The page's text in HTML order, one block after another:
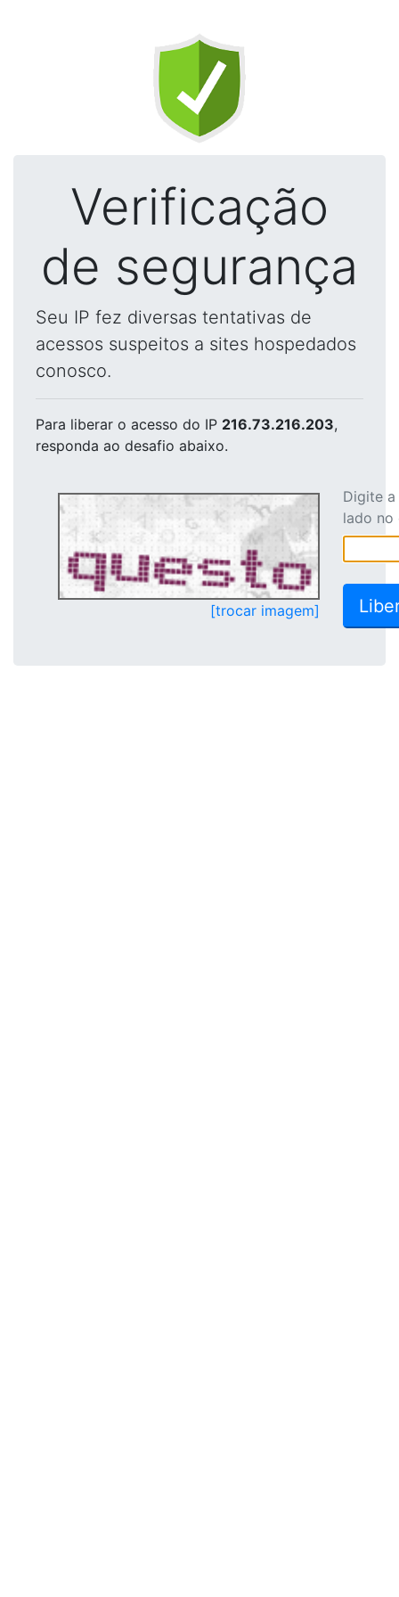
Verificação
de segurança
Seu IP fez diversas tentativas de
acessos suspeitos a sites hospedados
conosco.
Para liberar o acesso do IP 216.73.216.203,
responda ao desafio abaixo.
[trocar imagem]
Digite
lado no